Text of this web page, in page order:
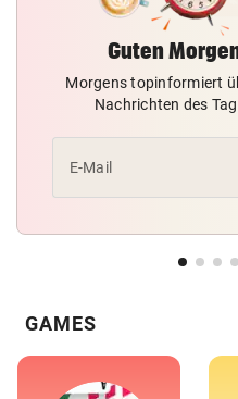
Guten
Morgens topinformiert
Nachrichten des
E-Mail
GAMES